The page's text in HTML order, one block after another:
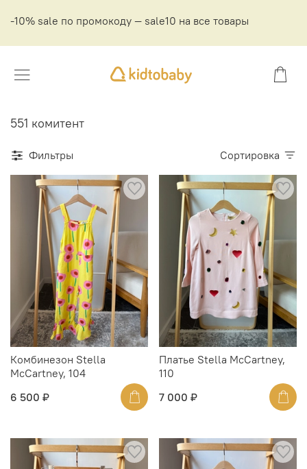
-10% sale по промокоду — sale10 на все товары
551 комитент
Фильтры Сортировка
Комбинезон Stella
McCartney, 104
6 500 ₽
Платье Stella McCartney,
110
7 000 ₽